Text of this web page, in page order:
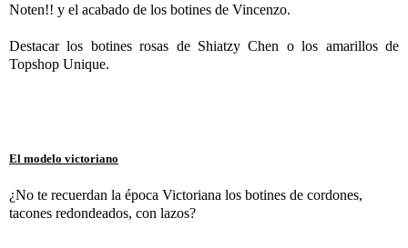
Noten!! y el acabado de los botines de Vincenzo.
Destacar los botines rosas de Shiatzy Chen o los amarillos de
Topshop Unique.
El modelo victoriano
¿No te recuerdan la época Victoriana los botines de cordones,
tacones redondeados, con lazos?